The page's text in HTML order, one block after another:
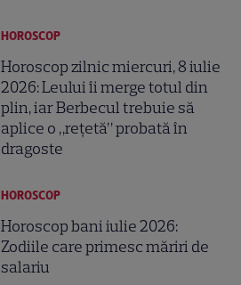
HOROSCOP
Horoscop zilnic miercuri, 8 iulie
2026: Leului îi merge totul din
plin, iar Berbecul trebuie să
aplice o „rețetă” probată în
dragoste
HOROSCOP
Horoscop bani iulie 2026:
Zodiile care primesc măriri de
salariu